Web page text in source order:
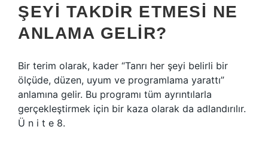
ŞEYI TAKDIR ETMESI NE
ANLAMA GELIR?
Bir terim olarak, kader “Tanrı her şeyi belirli bir
ölçüde, düzen, uyum ve programlama yarattı”
anlamına gelir. Bu programı tüm ayrıntılarla
gerçekleştirmek için bir kaza olarak da adlandırılır.
Ü n i t e 8.